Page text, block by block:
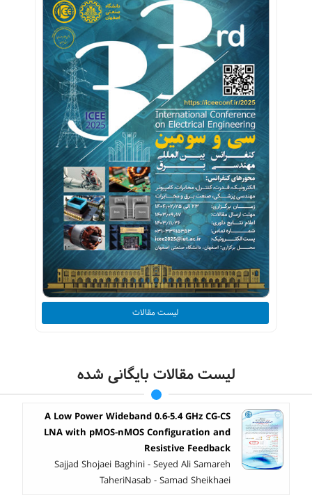
لیست مقالات
لیست مقالات بایگانی شده
A Low Power Wideband 0.6-5.4 GHz CG-CS
LNA with pMOS-nMOS Configuration and
Resistive Feedback
Sajjad Shojaei Baghini - Seyed Ali Samareh
TaheriNasab - Samad Sheikhaei